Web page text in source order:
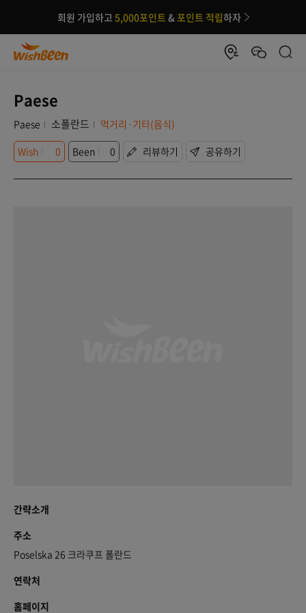
회원 가입하고 5,000포인트 &포인트 적립하자
Paese
Paese 소폴란드
먹거리·기타(음식)
Wish
0 Been 0 리뷰하기 공유하기
간략소개
주소
Poselska 26 크라쿠프 폴란드
연락처
홈페이지